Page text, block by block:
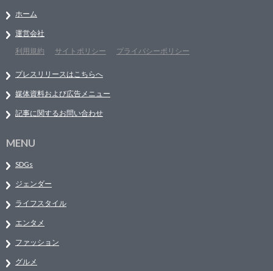
ホーム
運営会社
利用規約
サイトポリシー プライバシーポリシー
プレスリリースはこちらへ
媒体資料および広告メニュー
記事に関するお問い合わせ
MENU
SDGs
ジェンダー
ライフスタイル
エンタメ
ファッション
グルメ